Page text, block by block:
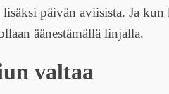
päivän aviisista. Ja
äänestämällä linjalla.
valtaa